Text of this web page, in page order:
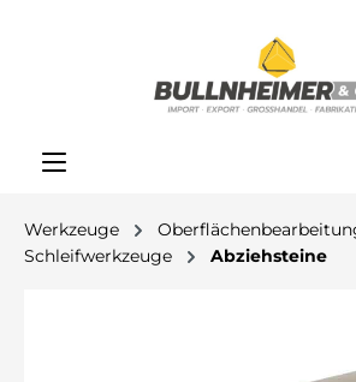
Werkzeuge
Schleifwerkzeuge
Abziehsteine